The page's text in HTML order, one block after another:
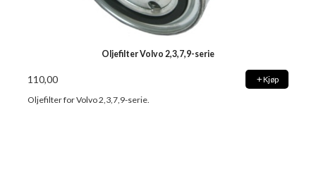
Oljefilter Volvo 2,3,7,9-serie
110,00 Kjøp
Oljefilter for Volvo 2,3,7,9-serie.